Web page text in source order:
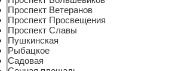
Проспект Ветеранов
Проспект Просвещения
Проспект Славы
Пушкинская
Рыбацкое
Садовая